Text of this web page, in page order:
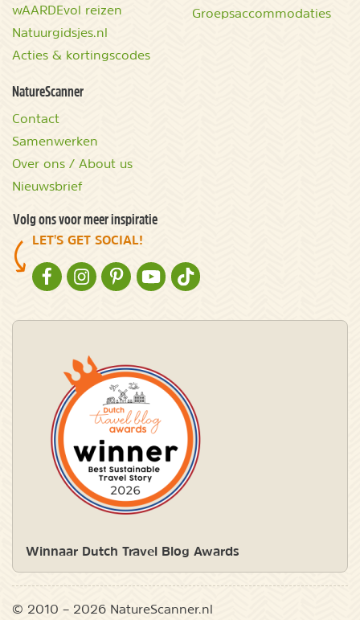
wAARDEvol reizen
Natuurgidsjes.nl
Acties & kortingscodes
Groepsaccommodaties
NatureScanner
Contact
Samenwerken
Over ons / About us
Nieuwsbrief
Volg ons voor meer inspiratie
LET'S GET SOCIAL!
NATURESCANNER OP FACEBOOK
NATURESCANNER OP INSTAGRAM
NATURESCANNER OP PINTEREST
NATURESCANNER OP YOUTUBE
NATURESCANNER OP TIKTOK
Winnaar Dutch Travel Blog Awards
© 2010 – 2026 NatureScanner.nl